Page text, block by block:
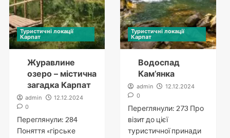
Туристичні локації
Карпат
Журавлине
озеро – містична
загадка Карпат
admin
12.12.2024
0
Переглянули: 284
Поняття «гірське
Туристичні локації
Карпат
Водоспад
Кам’янка
admin
12.12.2024
0
Переглянули: 273 Про
візит до цієї
туристичної принади